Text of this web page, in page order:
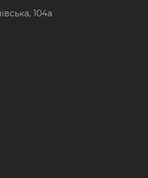
104а